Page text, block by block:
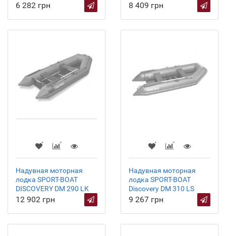
6 282 грн 8 409 грн
Надувная моторная
лодка SPORT-BOAT
DISCOVERY DM 290 LК
12 902 грн
Надувная моторная
лодка SPORT-BOAT
Discovery DM 310 LS
9 267 грн